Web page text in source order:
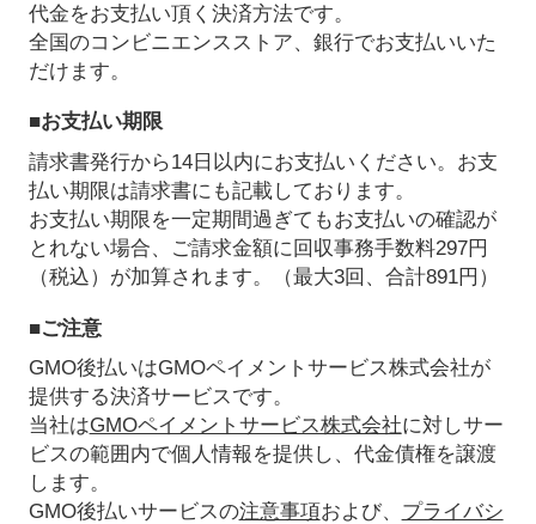
代金をお支払い頂く決済方法です。
全国のコンビニエンスストア、銀行でお支払いいた
だけます。
■お支払い期限
請求書発行から14日以内にお支払いください。お支
払い期限は請求書にも記載しております。
お支払い期限を一定期間過ぎてもお支払いの確認が
とれない場合、ご請求金額に回収事務手数料297円
（税込）が加算されます。（最大3回、合計891円）
■ご注意
GMO後払いはGMOペイメントサービス株式会社が
提供する決済サービスです。
当社はGMOペイメントサービス株式会社に対しサー
ビスの範囲内で個人情報を提供し、代金債権を譲渡
します。
GMO後払いサービスの注意事項および、 プライバシ